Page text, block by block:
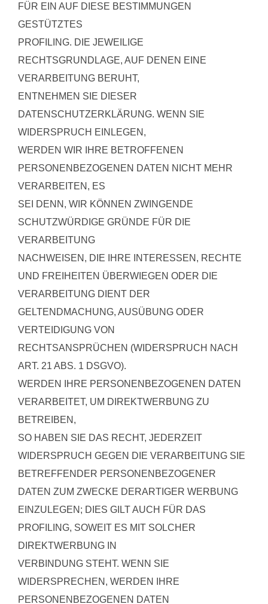
FÜR EIN AUF DIESE BESTIMMUNGEN
GESTÜTZTES
PROFILING. DIE JEWEILIGE
RECHTSGRUNDLAGE, AUF DENEN EINE
VERARBEITUNG BERUHT,
ENTNEHMEN SIE DIESER
DATENSCHUTZERKLÄRUNG. WENN SIE
WIDERSPRUCH EINLEGEN,
WERDEN WIR IHRE BETROFFENEN
PERSONENBEZOGENEN DATEN NICHT MEHR
VERARBEITEN, ES
SEI DENN, WIR KÖNNEN ZWINGENDE
SCHUTZWÜRDIGE GRÜNDE FÜR DIE
VERARBEITUNG
NACHWEISEN, DIE IHRE INTERESSEN, RECHTE
UND FREIHEITEN ÜBERWIEGEN ODER DIE
VERARBEITUNG DIENT DER
GELTENDMACHUNG, AUSÜBUNG ODER
VERTEIDIGUNG VON
RECHTSANSPRÜCHEN (WIDERSPRUCH NACH
ART. 21 ABS. 1 DSGVO).
WERDEN IHRE PERSONENBEZOGENEN DATEN
VERARBEITET, UM DIREKTWERBUNG ZU
BETREIBEN,
SO HABEN SIE DAS RECHT, JEDERZEIT
WIDERSPRUCH GEGEN DIE VERARBEITUNG SIE
BETREFFENDER PERSONENBEZOGENER
DATEN ZUM ZWECKE DERARTIGER WERBUNG
EINZULEGEN; DIES GILT AUCH FÜR DAS
PROFILING, SOWEIT ES MIT SOLCHER
DIREKTWERBUNG IN
VERBINDUNG STEHT. WENN SIE
WIDERSPRECHEN, WERDEN IHRE
PERSONENBEZOGENEN DATEN